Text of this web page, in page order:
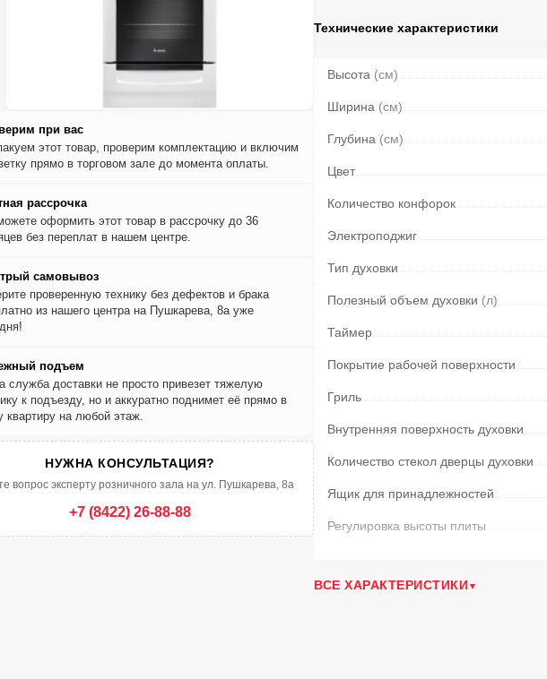
при вас
этот товар, проверим комплектацию и включим
прямо в торговом зале до момента оплаты.
рассрочка
оформить этот товар в рассрочку до 36
без переплат в нашем центре.
самовывоз
проверенную технику без дефектов и брака
из нашего центра на Пушкарева, 8а уже
подъем
служба доставки не просто привезет тяжелую
к подъезду, но и аккуратно поднимет её прямо в
квартиру на любой этаж.
НУЖНА КОНСУЛЬТАЦИЯ?
вопрос эксперту розничного зала на ул. Пушкарева, 8а
+7 (8422) 26-88-88
Технические характеристики
Высота (см)
Ширина (см)
Глубина (см)
Цвет
Количество конфорок
Электроподжиг
Тип духовки
Полезный объем духовки (л)
Таймер
Покрытие рабочей поверхности
Гриль
Внутренняя поверхность духовки
Количество стекол дверцы духовки
Ящик для принадлежностей
Регулировка высоты плиты
ВСЕ ХАРАКТЕРИСТИКИ